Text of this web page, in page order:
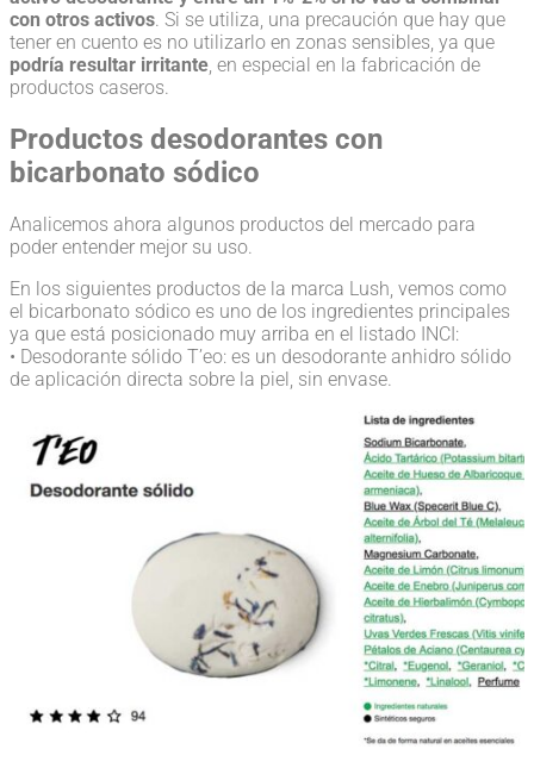
con otros activos . Si se utiliza, una precaución que hay que
tener en cuento es no utilizarlo en zonas sensibles, ya que
podría resultar irritante , en especial en la fabricación de
productos caseros.
Productos desodorantes con
bicarbonato sódico
Analicemos ahora algunos productos del mercado para
poder entender mejor su uso.
En los siguientes productos de la marca Lush, vemos como
el bicarbonato sódico es uno de los ingredientes principales
ya que está posicionado muy arriba en el listado INCI:
• Desodorante sólido T’eo: es un desodorante anhidro sólido
de aplicación directa sobre la piel, sin envase.